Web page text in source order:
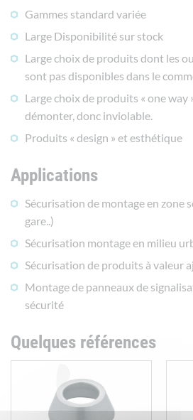
Gammes standard variée
Large Disponibilité sur stock
Large choix de produits dont les
sont pas disponibles dans le
Large choix de produits « one way
démonter, donc inviolable.
Produits « design » et esthétique
Applications
Sécurisation de montage en zone
gare..)
Sécurisation montage en milieu
Sécurisation de produits à valeur
Montage de panneaux de
sécurité
Quelques références